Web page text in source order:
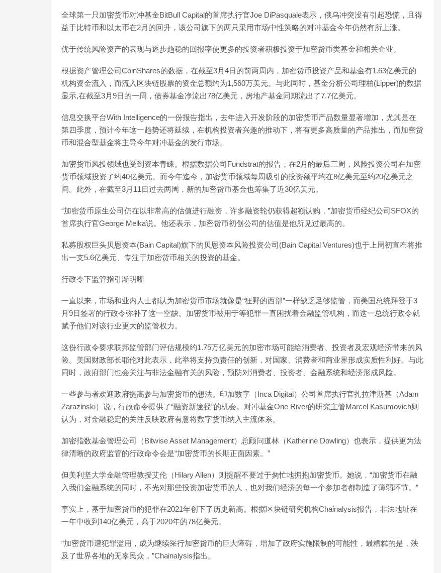
全球第一只加密货币对冲基金BitBull Capital的首席执行官Joe DiPasquale表示，俄乌冲突没有引起恐慌，且得
益于比特币和以太币在2月的回升，该公司旗下的两只采用市场中性策略的对冲基金今年仍然有所上涨。
优于传统风险资产的表现与逐步趋稳的回报率使更多的投资者积极投资于加密货币类基金和相关企业。
根据资产管理公司CoinShares的数据，在截至3月4日的前两周内，加密货币投资产品和基金有1.63亿美元的
机构资金流入，而流入区块链股票的资金总额约为1,560万美元。与此同时，基金分析公司理柏(Lipper)的数据
显示,在截至3月9日的一周，债券基金净流出78亿美元，房地产基金同期流出了7.7亿美元。
信息交换平台With Intelligence的一份报告指出，去年进入开发阶段的加密货币产品数量显著增加，尤其是在
第四季度，预计今年这一趋势还将延续，在机构投资者兴趣的推动下，将有更多高质量的产品推出，而加密货
币和混合型基金将主导今年对冲基金的发行市场。
加密货币风投领域也受到资本青睐。根据数据公司Fundstrat的报告，在2月的最后三周，风险投资公司在加密
货币领域投资了约40亿美元。而今年迄今，加密货币领域每周吸引的投资额平均在8亿美元至约20亿美元之
间。此外，在截至3月11日过去两周，新的加密货币基金也筹集了近30亿美元。
“加密货币原生公司仍在以非常高的估值进行融资，许多融资轮仍获得超额认购，”加密货币经纪公司SFOX的
首席执行官George Melka说。他还表示，加密货币初创公司的估值是他所见过最高的。
私募股权巨头贝恩资本(Bain Capital)旗下的贝恩资本风险投资公司(Bain Capital Ventures)也于上周初宣布将推
出一支5.6亿美元、专注于加密货币相关的投资的基金。
行政令下监管指引渐明晰
一直以来，市场和业内人士都认为加密货币市场就像是“狂野的西部”一样缺乏足够监管，而美国总统拜登于3
月9日签署的行政令弥补了这一空缺。加密货币被用于等犯罪一直困扰着金融监管机构，而这一总统行政令就
赋予他们对该行业更大的监管权力。
这份行政令要求联邦监管部门评估规模约1.75万亿美元的加密市场可能给消费者、投资者及宏观经济带来的风
险。美国财政部长耶伦对此表示，此举将支持负责任的创新，对国家、消费者和商业界形成实质性利好。与此
同时，政府部门也会关注与非法金融有关的风险，预防对消费者、投资者、金融系统和经济形成风险。
一些参与者欢迎政府提高参与加密货币的想法。印加数字（Inca Digital）公司首席执行官扎拉津斯基（Adam
Zarazinski）说，行政命令提供了“融资新途径”的机会。对冲基金One River的研究主管Marcel Kasumovich则
认为，对金融稳定的关注反映政府有意将数字货币纳入主流体系。
加密指数基金管理公司（Bitwise Asset Management）总顾问道林（Katherine Dowling）也表示，提供更为法
律清晰的政府监管的行政命令会是“加密货币的长期正面因素。”
但美利坚大学金融管理教授艾伦（Hilary Allen）则提醒不要过于匆忙地拥抱加密货币。她说，“加密货币在融
入我们金融系统的同时，不光对那些投资加密货币的人，也对我们经济的每一个参加者都制造了薄弱环节。”
事实上，基于加密货币的犯罪在2021年创下了历史新高。根据区块链研究机构Chainalysis报告，非法地址在
一年中收到140亿美元，高于2020年的78亿美元。
“加密货币遭犯罪滥用，成为继续采行加密货币的巨大障碍，增加了政府实施限制的可能性，最糟糕的是，殃
及了世界各地的无辜民众，”Chainalysis指出。